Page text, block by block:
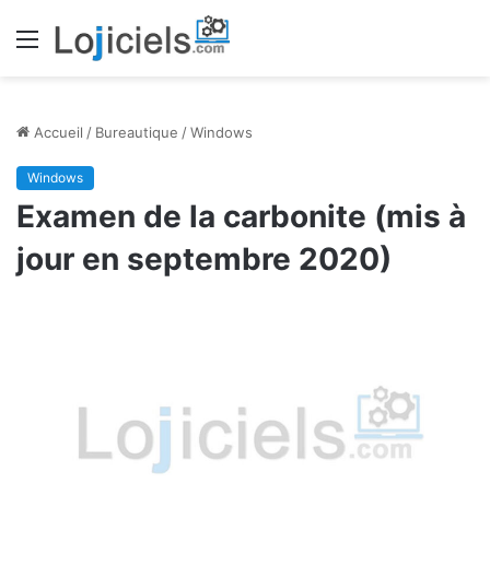
Menu
Accueil / Bureautique /Windows
Windows
Examen de la carbonite (mis à
jour en septembre 2020)